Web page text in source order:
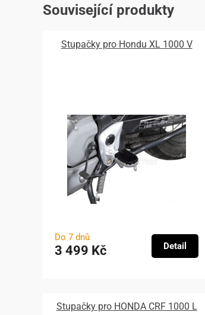
Související produkty
Stupačky pro Hondu XL 1000 V
Do 7 dnů
3 499 Kč Detail
Stupačky pro HONDA CRF 1000 L